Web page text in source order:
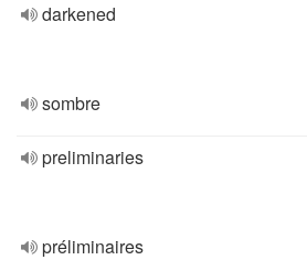
darkened
sombre
preliminaries
préliminaires